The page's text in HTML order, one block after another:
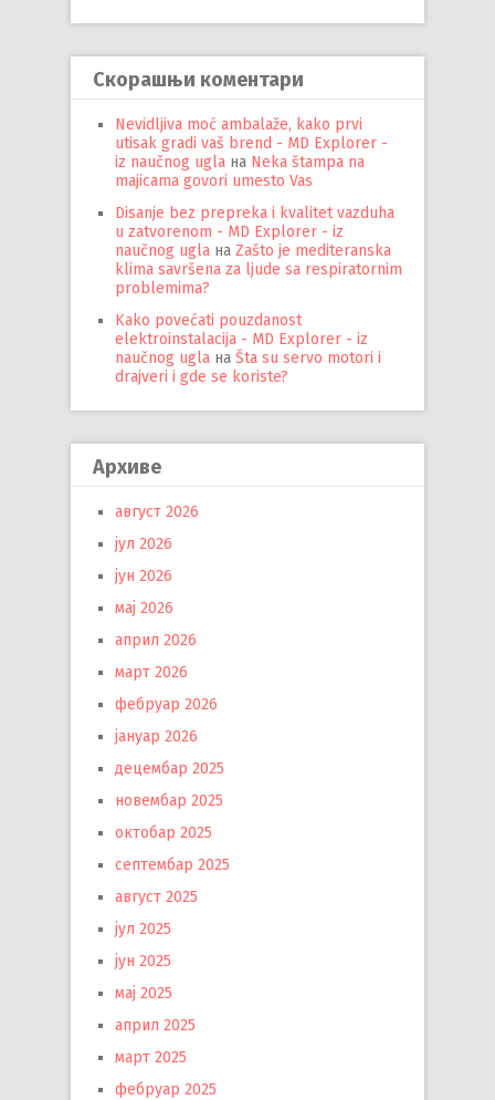
Скорашњи коментари
Nevidljiva moć ambalaže, kako prvi
utisak gradi vaš brend - MD Explorer -
iz naučnog ugla на Neka štampa na
majicama govori umesto Vas
Disanje bez prepreka i kvalitet vazduha
u zatvorenom - MD Explorer - iz
naučnog ugla на Zašto je mediteranska
klima savršena za ljude sa respiratornim
problemima?
Kako povećati pouzdanost
elektroinstalacija - MD Explorer - iz
naučnog ugla на Šta su servo motori i
drajveri i gde se koriste?
Архиве
август 2026
јул 2026
јун 2026
мај 2026
април 2026
март 2026
фебруар 2026
јануар 2026
децембар 2025
новембар 2025
октобар 2025
септембар 2025
август 2025
јул 2025
јун 2025
мај 2025
април 2025
март 2025
фебруар 2025